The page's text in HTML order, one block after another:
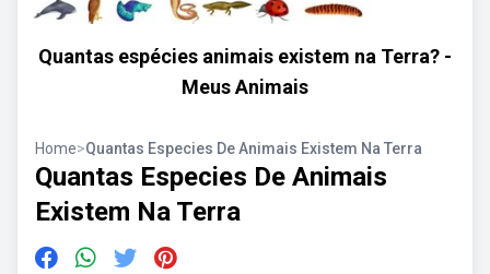
Quantas espécies animais existem na Terra? -
Meus Animais
Home>Quantas Especies De Animais Existem Na Terra
Quantas Especies De Animais
Existem Na Terra